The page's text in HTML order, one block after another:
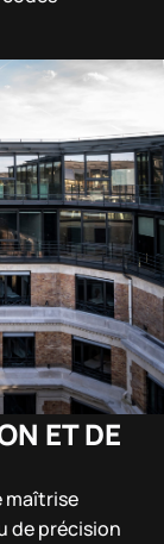
ET DE
maîtrise
de précision